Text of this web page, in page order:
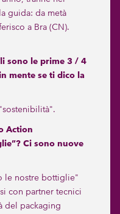
guida: da metà
a Bra (CN).
sono le prime 3 / 4
mente se ti dico la
Action
Ci sono nuove
le nostre bottiglie"
con partner tecnici
del packaging